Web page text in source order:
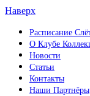
Наверх
Расписание
О Клубе
Новости
Статьи
Контакты
Наши Партнёры